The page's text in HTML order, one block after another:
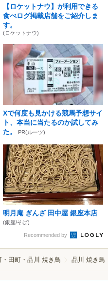
【ロケットナウ】が利用できる
食べログ掲載店舗をご紹介しま
す。
(ロケットナウ)
Xで何度も見かける競馬予想サイ
ト、本当に当たるのか試してみ
た。
PR(ルーツ)
明月庵 ぎんざ 田中屋 銀座本店
(銀座/そば)
Recommended by
・田町・品川 焼き鳥 品川 焼き鳥